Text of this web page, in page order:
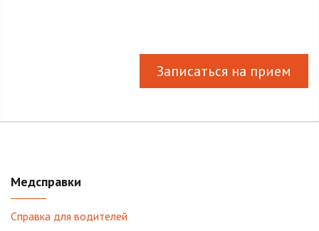
Записаться на прием
Медсправки
Справка для водителей